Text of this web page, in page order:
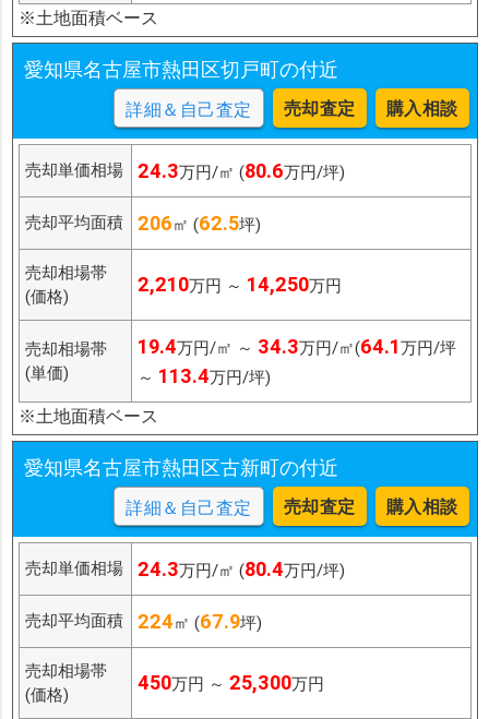
※土地面積ベース
愛知県名古屋市熱田区切戸町の付近
詳細＆自己査定 売却査定 購入相談
売却単価相場 24.3万円/㎡ (80.6万円/坪)
売却平均面積 206㎡ (62.5坪)
売却相場帯
(価格)
2,210万円 ～ 14,250万円
売却相場帯
(単価)
19.4万円/㎡ ～ 34.3万円/㎡(64.1万円/坪
～ 113.4万円/坪)
※土地面積ベース
愛知県名古屋市熱田区古新町の付近
詳細＆自己査定 売却査定 購入相談
売却単価相場 24.3万円/㎡ (80.4万円/坪)
売却平均面積 224㎡ (67.9坪)
売却相場帯
(価格)
450万円 ～ 25,300万円